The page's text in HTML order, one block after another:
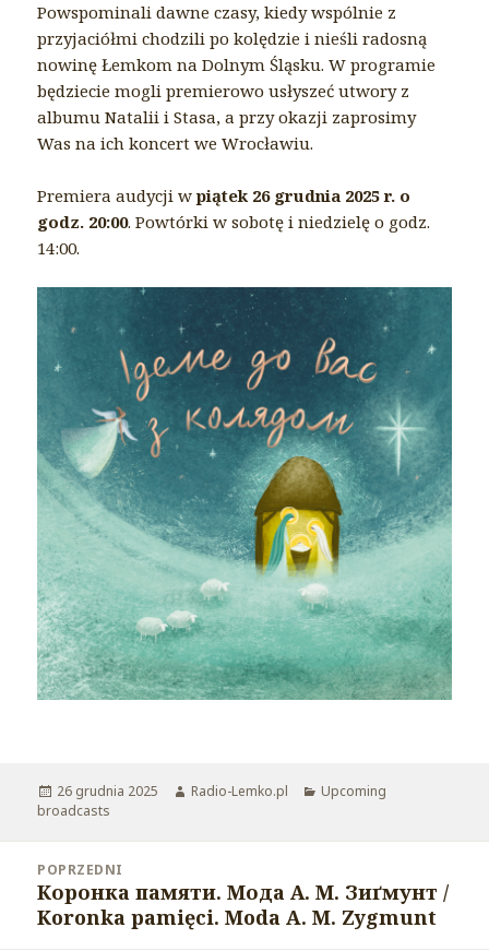
Powspominali dawne czasy, kiedy wspólnie z
przyjaciółmi chodzili po kolędzie i nieśli radosną
nowinę Łemkom na Dolnym Śląsku. W programie
będziecie mogli premierowo usłyszeć utwory z
albumu Natalii i Stasa, a przy okazji zaprosimy
Was na ich koncert we Wrocławiu.
Premiera audycji wpiątek 26 grudnia 2025 r. o
godz. 20:00. Powtórki w sobotę i niedzielę o godz.
14:00.
Opublikowano
26 grudnia 2025 Autor
Radio-Lemko.pl Kategorie
Upcoming
broadcasts
wpisu
POPRZEDNI
Poprzedni
wpis:
Коронка памяти. Мода А. М. Зиґмунт /
Koronka pamięci. Moda A. M. Zygmunt